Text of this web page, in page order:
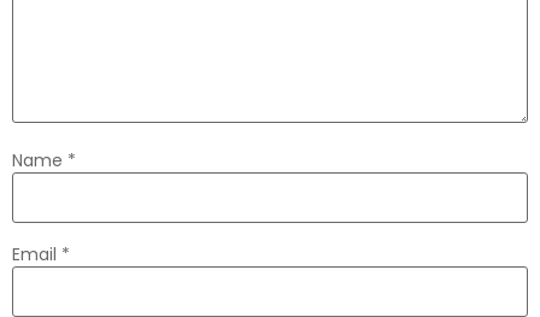
Name *
Email *